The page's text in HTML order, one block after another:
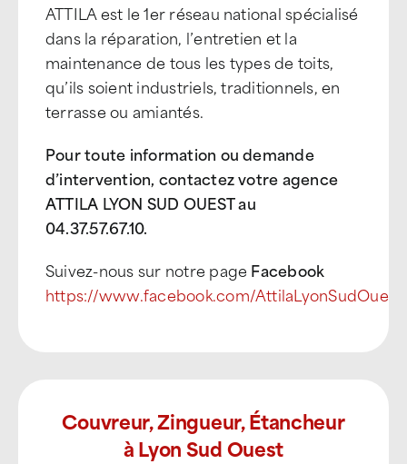
ATTILA est le 1er réseau national spécialisé
dans la réparation, l’entretien et la
maintenance de tous les types de toits,
qu’ils soient industriels, traditionnels, en
terrasse ou amiantés.
Pour toute information ou demande
d’intervention, contactez votre agence
ATTILA LYON SUD OUEST au
04.37.57.67.10.
Suivez-nous sur notre page Facebook
https://www.facebook.com/
Couvreur, Zingueur, Étancheur
à Lyon Sud Ouest